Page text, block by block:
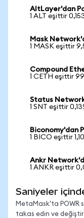
AltLayer'dan
1 ALT eşittir
Mask
1 MASK eşittir
Compound
1 CETH eşittir
Status
1 SNT eşittir
Biconomy'dan
1 BICO eşittir
Ankr
1 ANKR eşittir
Saniyeler
MetaMask'ta POWR
takas edin ve